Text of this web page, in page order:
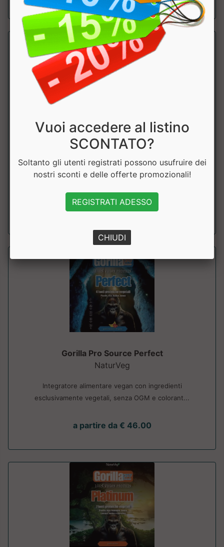
sconto 20%
Gorilla Pro Source Original
NaturVeg
Integratore alimentare a base di proteine vegetali ideale
a partire da € 48.00
Gorilla Pro Source Perfect
NaturVeg
Integratore alimentare vegan con ingredienti
esclusivamente vegetali, senza OGM e colorant...
a partire da € 46.00
Vuoi accedere al listino
SCONTATO?
Soltanto gli utenti registrati possono usufruire dei
nostri sconti e delle offerte promozionali!
REGISTRATI ADESSO
CHIUDI